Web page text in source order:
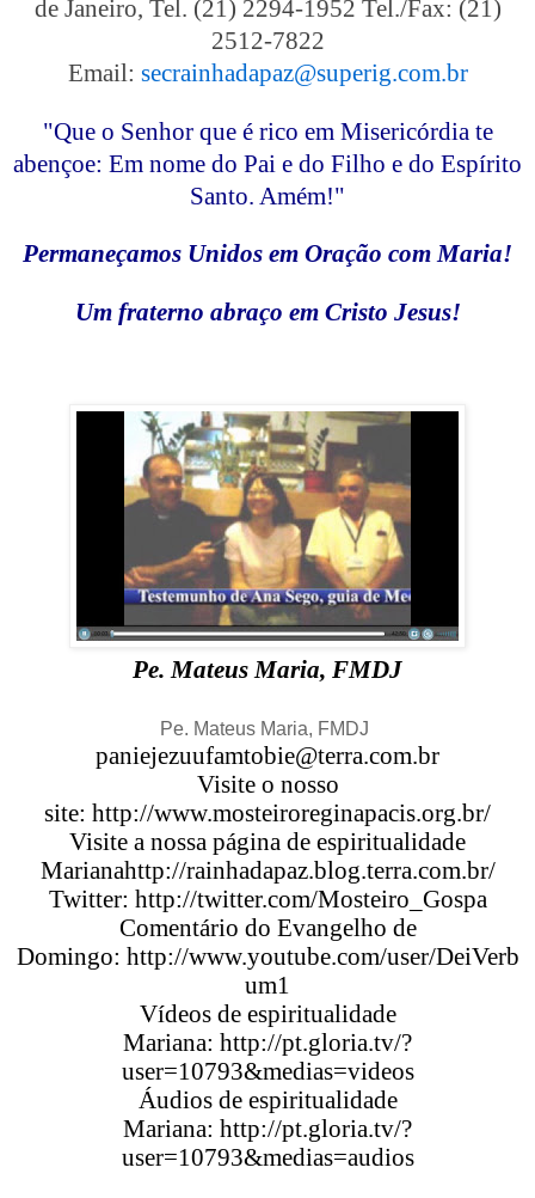
de Janeiro, Tel. (21) 2294-1952 Tel./Fax: (21)
2512-7822
Email: secrainhadapaz@superig.com.br
"Que o Senhor que é rico em Misericórdia te
abençoe: Em nome do Pai e do Filho e do Espírito
Santo. Amém!"
Permaneçamos Unidos em Oração com Maria!
Um fraterno abraço em Cristo Jesus!
Pe. Mateus Maria, FMDJ
Pe. Mateus Maria, FMDJ
paniejezuufamtobie@terra.com.br
Visite o nosso
site: http://www.mosteiroreginapacis.org.br/
Visite a nossa página de espiritualidade
Marianahttp://rainhadapaz.blog.terra.com.br/
Twitter: http://twitter.com/Mosteiro_Gospa
Comentário do Evangelho de
Domingo: http://www.youtube.com/user/DeiVerb
um1
Vídeos de espiritualidade
Mariana: http://pt.gloria.tv/?
user=10793&medias=videos
Áudios de espiritualidade
Mariana: http://pt.gloria.tv/?
user=10793&medias=audios